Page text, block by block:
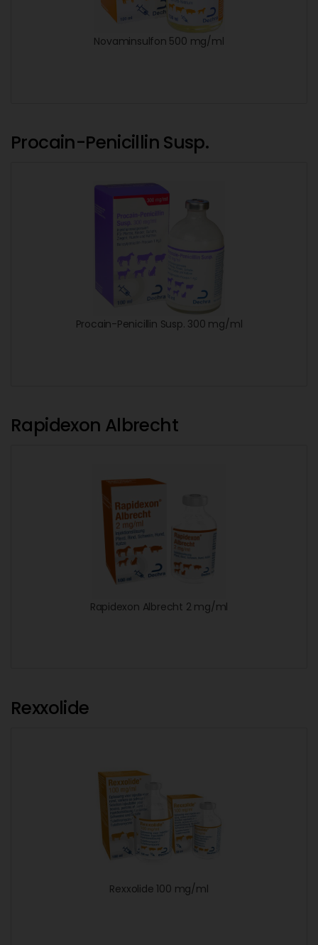
Novaminsulfon 500 mg/ml
Procain-Penicillin Susp.
Procain-Penicillin Susp. 300 mg/ml
Rapidexon Albrecht
Rapidexon Albrecht 2 mg/ml
Rexxolide
Rexxolide 100 mg/ml